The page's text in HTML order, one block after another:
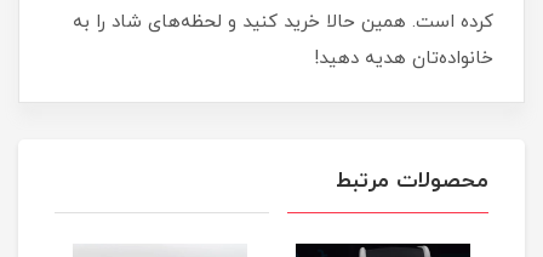
کرده است. همین حالا خرید کنید و لحظه‌های شاد را به
خانواده‌تان هدیه دهید!
محصولات مرتبط